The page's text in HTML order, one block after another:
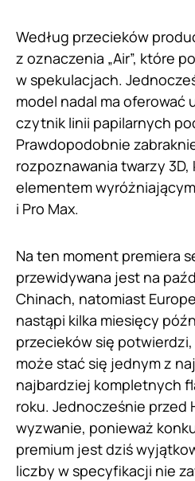
Według przecieków
z oznaczenia „Air”, które
w spekulacjach.
model nadal ma oferować
czytnik linii papilarnych
Prawdopodobnie
rozpoznawania twarzy
elementem
i Pro Max.
Na ten moment premiera
przewidywana jest na
Chinach, natomiast
nastąpi kilka miesięcy
przecieków się
może stać się jednym z
najbardziej kompletnych
roku. Jednocześnie przed
wyzwanie, ponieważ
premium jest dziś
liczby w specyfikacji nie